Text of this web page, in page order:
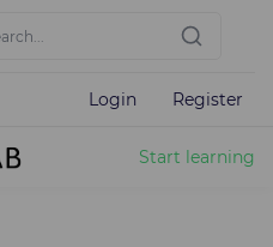
Login Register
Start learning